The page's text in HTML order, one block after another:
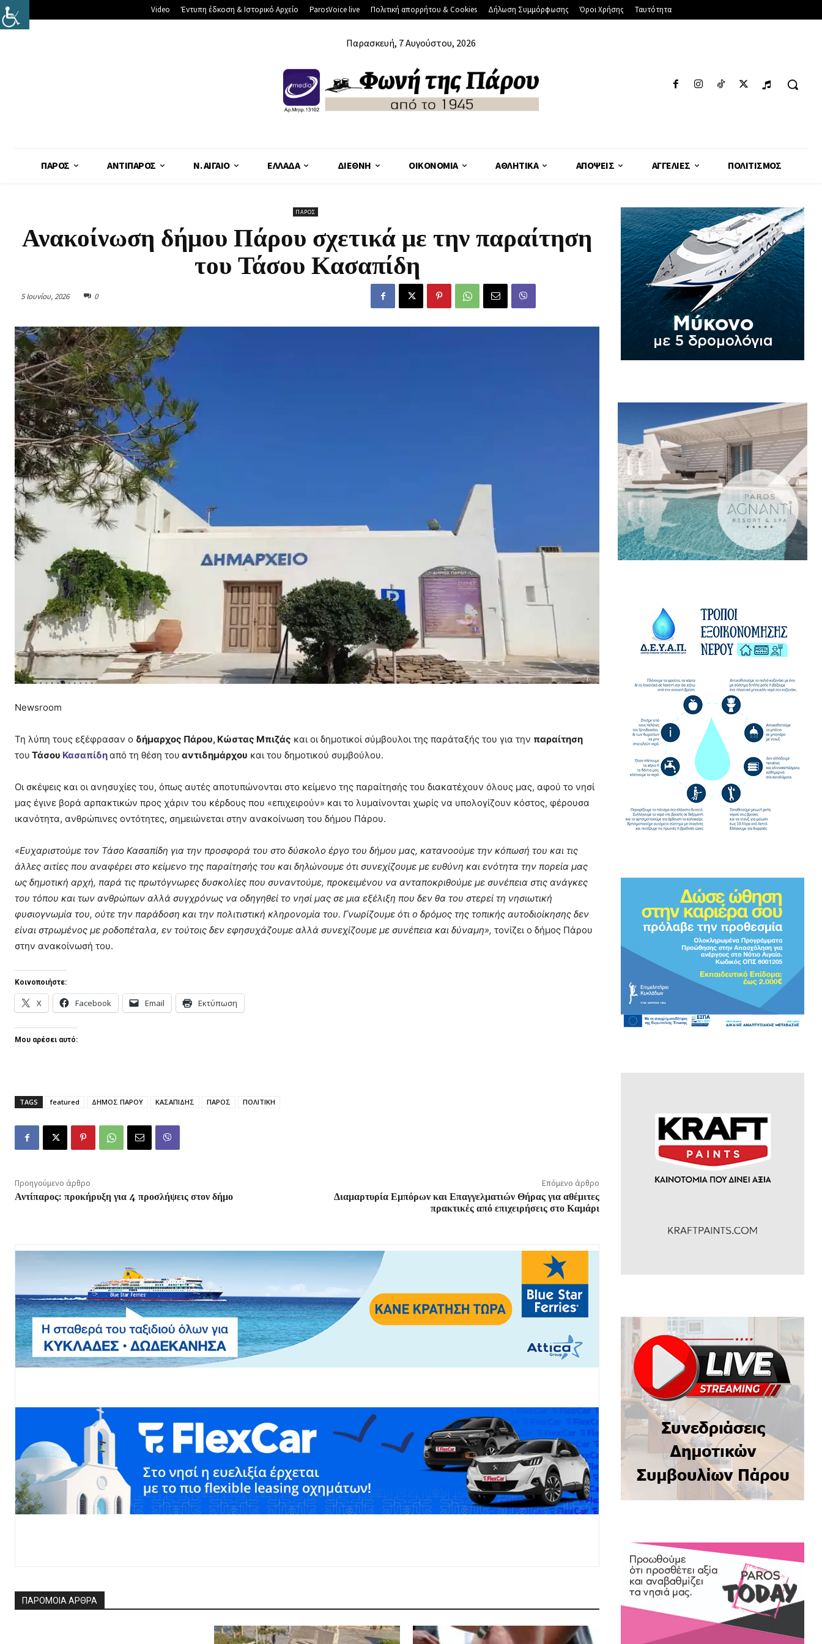
Video Έντυπη έδκοση & Ιστορικό Αρχείο ParosVoice live Πολιτική απορρήτου & Cookies Δήλωση Συμμόρφωσης Όροι Χρήσης Ταυτότητα
Παρασκευή, 7 Αυγούστου, 2026
ΠΆΡΟΣ ΑΝΤΊΠΑΡΟΣ Ν. ΑΙΓΑΊΟ ΕΛΛΆΔΑ ΔΙΕΘΝΉ ΟΙΚΟΝΟΜΊΑ ΑΘΛΗΤΙΚΆ ΑΠΌΨΕΙΣ ΑΓΓΕΛΊΕΣ ΠΟΛΙΤΙΣΜΌΣ
ΠΆΡΟΣ
Ανακοίνωση δήμου Πάρου σχετικά με την παραίτηση
του Τάσου Κασαπίδη
5 Ιουνίου, 2026 0
Newsroom
Τη λύπη τους εξέφρασαν ο δήμαρχος Πάρου, Κώστας Μπιζάς και οι δημοτικοί σύμβουλοι της παράταξής του για την παραίτηση
του Τάσου Κασαπίδηαπό τη θέση του αντιδημάρχου και του δημοτικού συμβούλου.
Οι σκέψεις και οι ανησυχίες του, όπως αυτές αποτυπώνονται στο κείμενο της παραίτησής του διακατέχουν όλους μας, αφού το νησί
μας έγινε βορά αρπακτικών προς χάριν του κέρδους που «επιχειρούν» και το λυμαίνονται χωρίς να υπολογίζουν κόστος, φέρουσα
ικανότητα, ανθρώπινες οντότητες, σημειώνεται στην ανακοίνωση του δήμου Πάρου.
«Ευχαριστούμε τον Τάσο Κασαπίδη για την προσφορά του στο δύσκολο έργο του δήμου μας, κατανοούμε την κόπωσή του και τις
άλλες αιτίες που αναφέρει στο κείμενο της παραίτησής του και δηλώνουμε ότι συνεχίζουμε με ευθύνη και ενότητα την πορεία μας
ως δημοτική αρχή, παρά τις πρωτόγνωρες δυσκολίες που συναντούμε, προκειμένου να ανταποκριθούμε με συνέπεια στις ανάγκες
του τόπου και των ανθρώπων αλλά συγχρόνως να οδηγηθεί το νησί μας σε μια εξέλιξη που δεν θα του στερεί τη νησιωτική
φυσιογνωμία του, ούτε την παράδοση και την πολιτιστική κληρονομία του. Γνωρίζουμε ότι ο δρόμος της τοπικής αυτοδιοίκησης δεν
είναι στρωμένος με ροδοπέταλα, εν τούτοις δεν εφησυχάζουμε αλλά συνεχίζουμε με συνέπεια και δύναμη», τονίζει ο δήμος Πάρου
στην ανακοίνωσή του.
Κοινοποιήστε:
X Facebook Email Εκτύπωση
Μου αρέσει αυτό:
TAGS featured ΔΗΜΟΣ ΠΑΡΟΥ ΚΑΣΑΠΙΔΗΣ ΠΑΡΟΣ ΠΟΛΙΤΙΚΗ
Προηγούμενο άρθρο
Αντίπαρος: προκήρυξη για 4 προσλήψεις στον δήμο
Επόμενο άρθρο
Διαμαρτυρία Εμπόρων και Επαγγελματιών Θήρας για αθέμιτες
πρακτικές από επιχειρήσεις στο Καμάρι
ΠΑΡΟΜΟΙΑ ΑΡΘΡΑ